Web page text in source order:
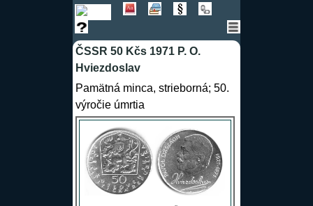
ČSSR 50 Kčs 1971 P. O.
Hviezdoslav
Pamätná minca, strieborná; 50.
výročie úmrtia